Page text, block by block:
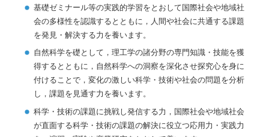
基礎ゼミナール等の実践的学習をとおして国際社会や地域社
会の多様性を認識するとともに，人間や社会に共通する課題
を発見・解決する力を養います。
自然科学を礎として，理工学の諸分野の専門知識・技能を獲
得するとともに，自然科学への洞察を深化させ探究心を身に
付けることで，変化の激しい科学・技術や社会の問題を分析
し，課題を見通す力を養います。
科学・技術の課題に挑戦し発信する力，国際社会や地域社会
が直面する科学・技術の課題の解決に役立つ応用力・実践力